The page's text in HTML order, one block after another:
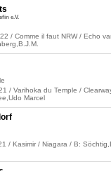
e.V.
/ Comme il faut NRW / Echo
/ Varihoka du Temple /
Marcel
/ Kasimir / Niagara / B: